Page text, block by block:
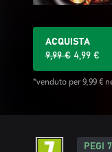
ACQUISTA
9,99 € 4,99 €
*venduto per 9,99 €
PEGI 7